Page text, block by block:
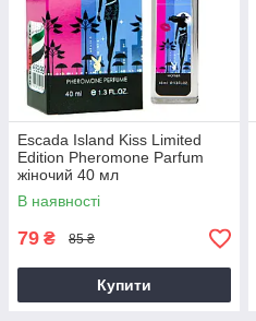
Escada Island Kiss Limited
Edition Pheromone Parfum
жіночий 40 мл
В наявності
79 ₴ 85 ₴
Купити